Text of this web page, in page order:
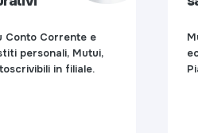
Conto Corrente e
personali, Mutui,
in filiale.